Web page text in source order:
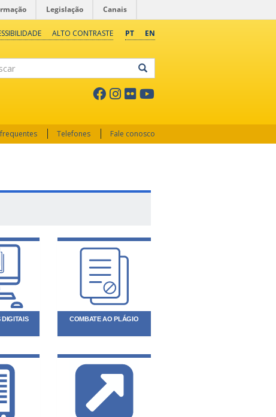
Legislação Canais
PT EN
ALTO CONTRASTE
Telefones Fale conosco
COMBATE AO PLÁGIO